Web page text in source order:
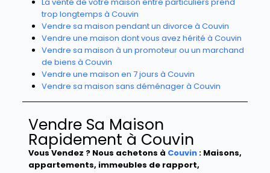
trop longtemps à Couvin
Vendre sa maison pendant un divorce à Couvin
Vendre une maison dont vous avez hérité à Couvin
Vendre sa maison à un promoteur ou un marchand
de biens à Couvin
Vendre une maison en 7 jours à Couvin
Vendre sa maison sans déménager à Couvin
Vendre Sa Maison
Rapidement à Couvin
Vous Vendez ? Nous achetons à Couvin: Maisons,
appartements, immeubles de rapport,